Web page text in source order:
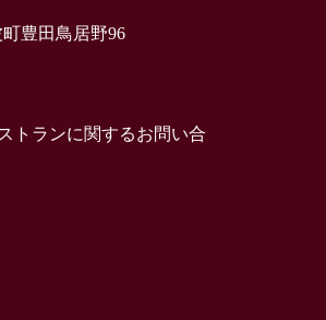
豊田鳥居野96
トランに関するお問い合